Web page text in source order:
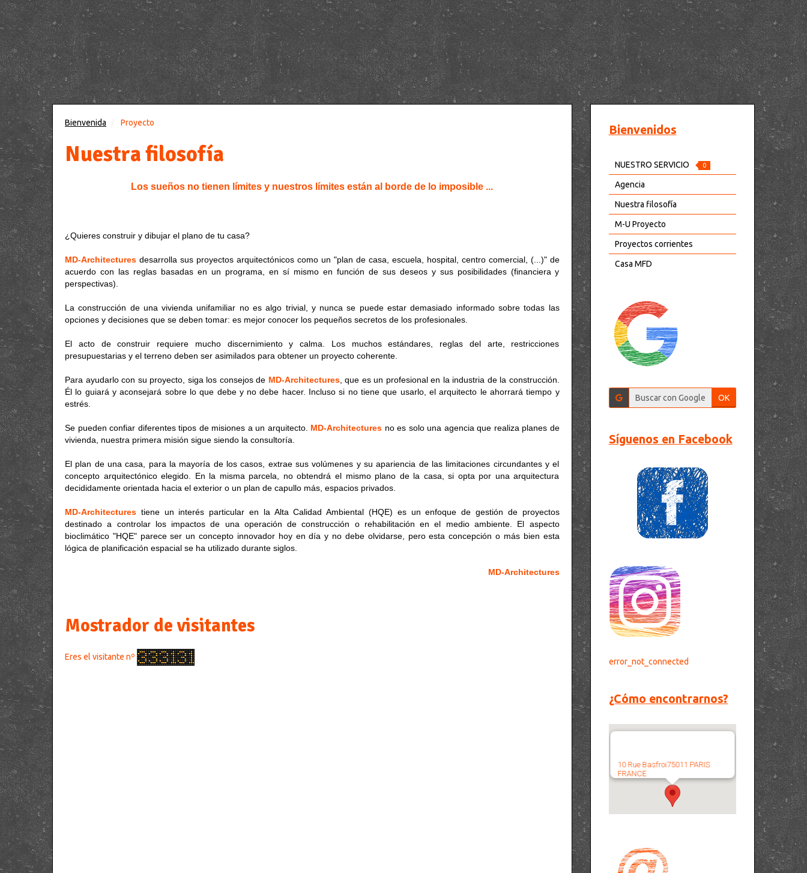
Bienvenida Proyecto
Nuestra filosofía
Los sueños no tienen límites y nuestros límites están al borde de lo imposible ...
¿Quieres construir y dibujar el plano de tu casa?
MD-Architectures desarrolla sus proyectos arquitectónicos como un "plan de casa, escuela, hospital, centro comercial, (...)" de
acuerdo con las reglas basadas en un programa, en sí mismo en función de sus deseos y sus posibilidades (financiera y
perspectivas).
La construcción de una vivienda unifamiliar no es algo trivial, y nunca se puede estar demasiado informado sobre todas las
opciones y decisiones que se deben tomar: es mejor conocer los pequeños secretos de los profesionales.
El acto de construir requiere mucho discernimiento y calma. Los muchos estándares, reglas del arte, restricciones
presupuestarias y el terreno deben ser asimilados para obtener un proyecto coherente.
Para ayudarlo con su proyecto, siga los consejos de MD-Architectures, que es un profesional en la industria de la construcción.
Él lo guiará y aconsejará sobre lo que debe y no debe hacer. Incluso si no tiene que usarlo, el arquitecto le ahorrará tiempo y
estrés.
Se pueden confiar diferentes tipos de misiones a un arquitecto. MD-Architectures no es solo una agencia que realiza planes de
vivienda, nuestra primera misión sigue siendo la consultoría.
El plan de una casa, para la mayoría de los casos, extrae sus volúmenes y su apariencia de las limitaciones circundantes y el
concepto arquitectónico elegido. En la misma parcela, no obtendrá el mismo plano de la casa, si opta por una arquitectura
decididamente orientada hacia el exterior o un plan de capullo más, espacios privados.
MD-Architectures tiene un interés particular en la Alta Calidad Ambiental (HQE) es un enfoque de gestión de proyectos
destinado a controlar los impactos de una operación de construcción o rehabilitación en el medio ambiente. El aspecto
bioclimático "HQE" parece ser un concepto innovador hoy en día y no debe olvidarse, pero esta concepción o más bien esta
lógica de planificación espacial se ha utilizado durante siglos.
MD-Architectures
Mostrador de visitantes
Eres el visitante nº
Bienvenidos
NUESTRO SERVICIO 0
Agencia
Nuestra filosofía
M-U Proyecto
Proyectos corrientes
Casa MFD
OK
Síguenos en Facebook
error_not_connected
¿Cómo encontrarnos?
10 Rue Basfroi75011 PARIS
FRANCE